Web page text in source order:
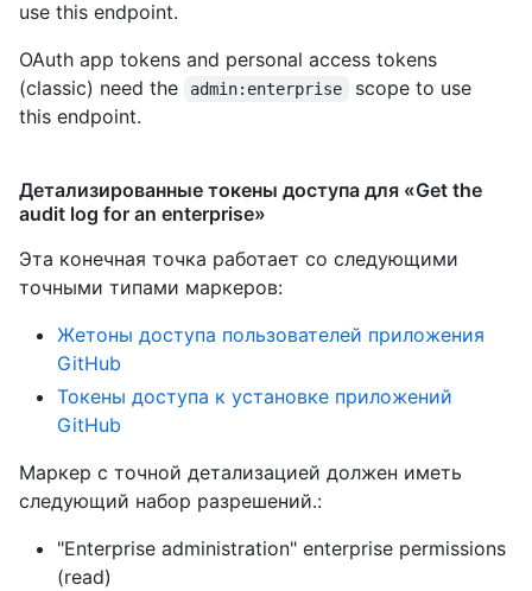
use this endpoint.
OAuth app tokens and personal access tokens
(classic) need the
admin:enterprise
scope to use
this endpoint.
Детализированные токены доступа для «Get the
audit log for an enterprise»
Эта конечная точка работает со следующими
точными типами маркеров:
Жетоны доступа пользователей приложения
GitHub
Токены доступа к установке приложений
GitHub
Маркер с точной детализацией должен иметь
следующий набор разрешений.:
"Enterprise administration" enterprise permissions
(read)